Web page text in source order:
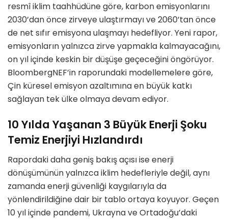
resmî iklim taahhüdüne göre, karbon emisyonlarını
2030’dan önce zirveye ulaştırmayı ve 2060’tan önce
de net sıfır emisyona ulaşmayı hedefliyor. Yeni rapor,
emisyonların yalnızca zirve yapmakla kalmayacağını,
on yıl içinde keskin bir düşüşe geçeceğini öngörüyor.
BloombergNEF’in raporundaki modellemelere göre,
Çin küresel emisyon azaltımına en büyük katkı
sağlayan tek ülke olmaya devam ediyor.
10 Yılda Yaşanan 3 Büyük Enerji Şoku
Temiz Enerjiyi Hızlandırdı
Rapordaki daha geniş bakış açısı ise enerji
dönüşümünün yalnızca iklim hedefleriyle değil, aynı
zamanda enerji güvenliği kaygılarıyla da
yönlendirildiğine dair bir tablo ortaya koyuyor. Geçen
10 yıl içinde pandemi, Ukrayna ve Ortadoğu’daki